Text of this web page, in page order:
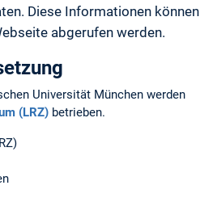
Diese Informationen können
abgerufen werden.
Universität München werden
(LRZ) betrieben.